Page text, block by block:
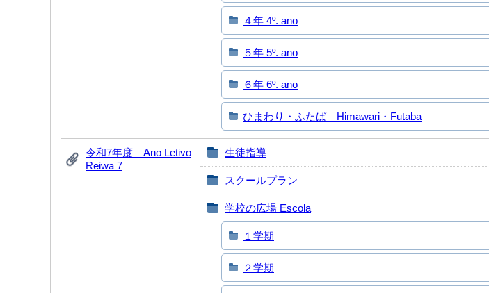
４年 4º. ano
５年 5º. ano
６年 6º. ano
ひまわり・ふたば Himawari・Futaba
令和7年度 Ano Letivo
Reiwa 7
生徒指導
スクールプラン
学校の広場 Escola
１学期
２学期